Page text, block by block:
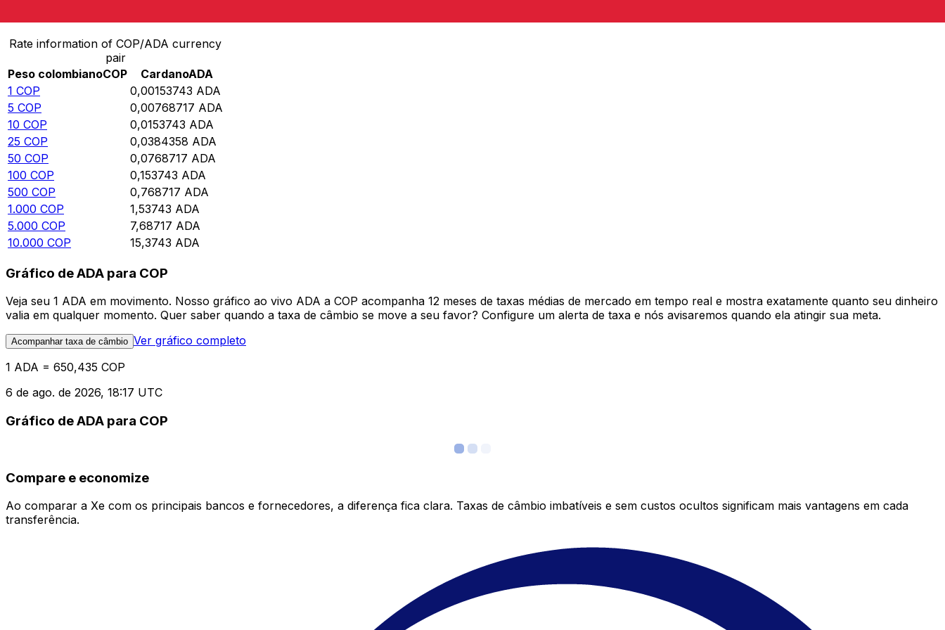
Rate information of COP/ADA currency
pair
Peso colombianoCOP CardanoADA
1 COP 0,00153743 ADA
5 COP 0,00768717 ADA
10 COP 0,0153743 ADA
25 COP 0,0384358 ADA
50 COP 0,0768717 ADA
100 COP 0,153743 ADA
500 COP 0,768717 ADA
1.000 COP 1,53743 ADA
5.000 COP 7,68717 ADA
10.000 COP 15,3743 ADA
Gráfico de ADA para COP
Veja seu 1 ADA em movimento. Nosso gráfico ao vivo ADA a COP acompanha 12 meses de taxas médias de mercado em tempo real e mostra exatamente quanto seu dinheiro
valia em qualquer momento. Quer saber quando a taxa de câmbio se move a seu favor? Configure um alerta de taxa e nós avisaremos quando ela atingir sua meta.
Acompanhar taxa de câmbio Ver gráfico completo
1 ADA = 650,435 COP
6 de ago. de 2026, 18:17 UTC
Gráfico de ADA para COP
Compare e economize
Ao comparar a Xe com os principais bancos e fornecedores, a diferença fica clara. Taxas de câmbio imbatíveis e sem custos ocultos significam mais vantagens em cada
transferência.